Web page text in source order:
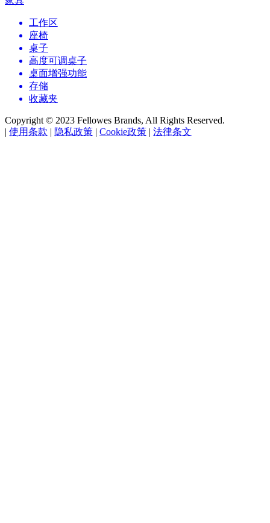
工作区
座椅
桌子
高度可调桌子
桌面增强功能
存储
收藏夹
Copyright © 2023 Fellowes Brands, All Rights Reserved.
| 使用条款 | 隐私政策 | Cookie政策 | 法律条文